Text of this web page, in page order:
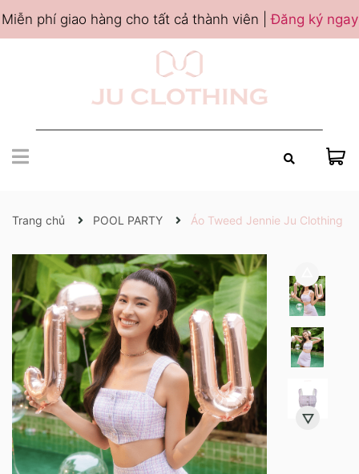
Miễn phí giao hàng cho tất cả thành viên |Đăng ký ngay
Trang chủ POOL PARTY Áo Tweed Jennie Ju Clothing